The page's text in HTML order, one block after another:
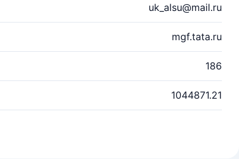
uk_alsu@mail.ru
mgf.tata.ru
186
1044871.21